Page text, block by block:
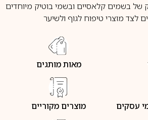
בשמים קלאסיים ובשמי בוטיק מיוחדים
לצד מוצרי טיפוח לגוף ולשיער
מאות מותגים
מוצרים מקוריים